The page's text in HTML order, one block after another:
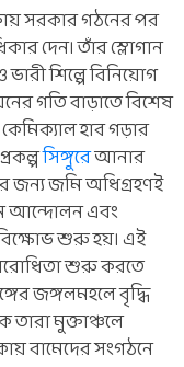
সরকার গঠনের পর
দেন। তাঁর স্লোগান
শিল্পে বিনিয়োগ
গতি বাড়াতে বিশেষ
হাব গড়ার
সিঙ্গুরে আনার
জন্য জমি অধিগ্রহণই
আন্দোলন এবং
বিক্ষোভ শুরু হয়। এই
শুরু করতে
জঙ্গলমহলে বৃদ্ধি
তারা মুক্তাঞ্চলে
বামেদের সংগঠনে